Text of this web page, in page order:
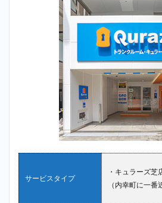
サービスタイプ
・キュラーズ
（内幸町に一番